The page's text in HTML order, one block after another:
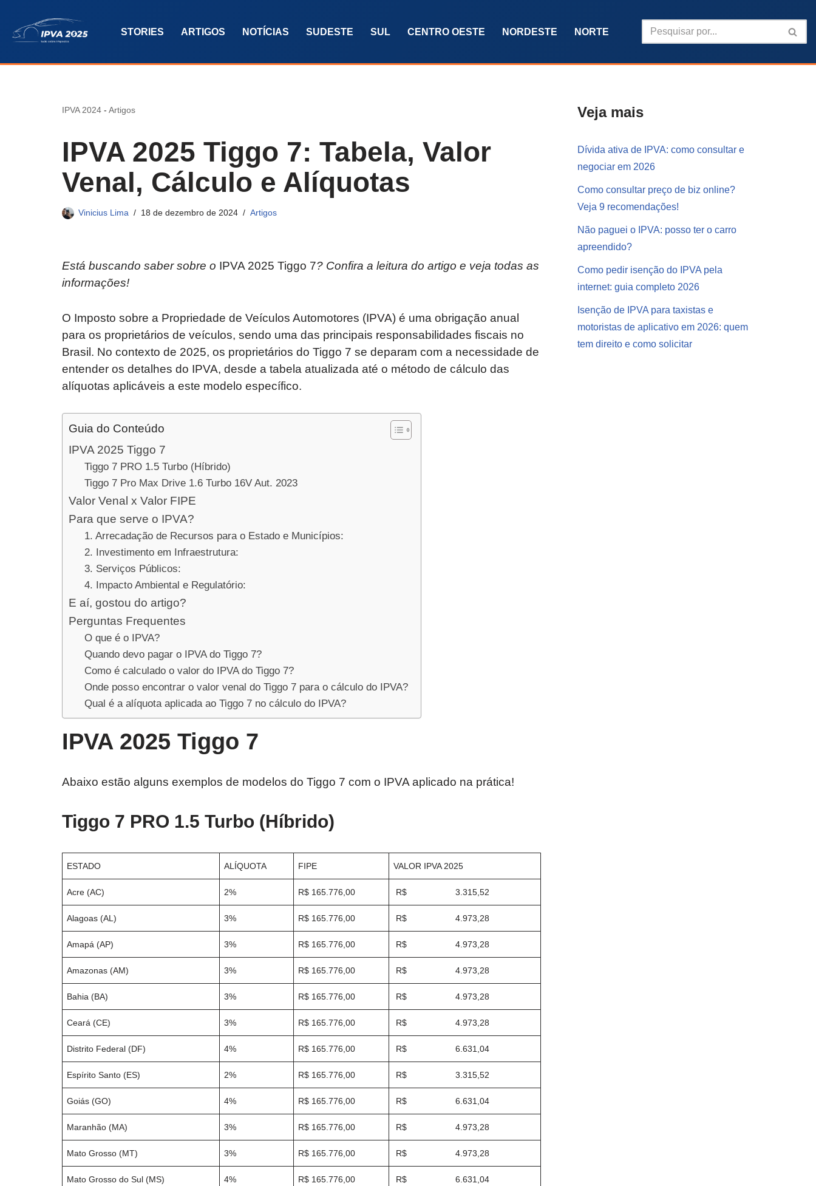
Pular
o
STORIES ARTIGOS NOTÍCIAS SUDESTE SUL CENTRO OESTE NORDESTE NORTE
IPVA 2024 - Artigos
IPVA 2025 Tiggo 7: Tabela, Valor
Venal, Cálculo e Alíquotas
Vinicius Lima 18 de dezembro de 2024 Artigos
Está buscando saber sobre o IPVA 2025 Tiggo 7? Confira a leitura do artigo e veja todas as
informações!
O Imposto sobre a Propriedade de Veículos Automotores (IPVA) é uma obrigação anual
para os proprietários de veículos, sendo uma das principais responsabilidades fiscais no
Brasil. No contexto de 2025, os proprietários do Tiggo 7 se deparam com a necessidade de
entender os detalhes do IPVA, desde a tabela atualizada até o método de cálculo das
alíquotas aplicáveis a este modelo específico.
Guia do Conteúdo
IPVA 2025 Tiggo 7
Tiggo 7 PRO 1.5 Turbo (Híbrido)
Tiggo 7 Pro Max Drive 1.6 Turbo 16V Aut. 2023
Valor Venal x Valor FIPE
Para que serve o IPVA?
1. Arrecadação de Recursos para o Estado e Municípios:
2. Investimento em Infraestrutura:
3. Serviços Públicos:
4. Impacto Ambiental e Regulatório:
E aí, gostou do artigo?
Perguntas Frequentes
O que é o IPVA?
Quando devo pagar o IPVA do Tiggo 7?
Como é calculado o valor do IPVA do Tiggo 7?
Onde posso encontrar o valor venal do Tiggo 7 para o cálculo do IPVA?
Qual é a alíquota aplicada ao Tiggo 7 no cálculo do IPVA?
IPVA 2025 Tiggo 7
Abaixo estão alguns exemplos de modelos do Tiggo 7 com o IPVA aplicado na prática!
Tiggo 7 PRO 1.5 Turbo (Híbrido)
ESTADO ALÍQUOTA FIPE VALOR IPVA 2025
Acre (AC) 2% R$ 165.776,00 R$ 3.315,52
Alagoas (AL) 3% R$ 165.776,00 R$ 4.973,28
Amapá (AP) 3% R$ 165.776,00 R$ 4.973,28
Amazonas (AM) 3% R$ 165.776,00 R$ 4.973,28
Bahia (BA) 3% R$ 165.776,00 R$ 4.973,28
Ceará (CE) 3% R$ 165.776,00 R$ 4.973,28
Distrito Federal (DF) 4% R$ 165.776,00 R$ 6.631,04
Espírito Santo (ES) 2% R$ 165.776,00 R$ 3.315,52
Goiás (GO) 4% R$ 165.776,00 R$ 6.631,04
Maranhão (MA) 3% R$ 165.776,00 R$ 4.973,28
Mato Grosso (MT) 3% R$ 165.776,00 R$ 4.973,28
Mato Grosso do Sul (MS) 4% R$ 165.776,00 R$ 6.631,04
Veja mais
Dívida ativa de IPVA: como consultar e
negociar em 2026
Como consultar preço de biz online?
Veja 9 recomendações!
Não paguei o IPVA: posso ter o carro
apreendido?
Como pedir isenção do IPVA pela
internet: guia completo 2026
Isenção de IPVA para taxistas e
motoristas de aplicativo em 2026: quem
tem direito e como solicitar